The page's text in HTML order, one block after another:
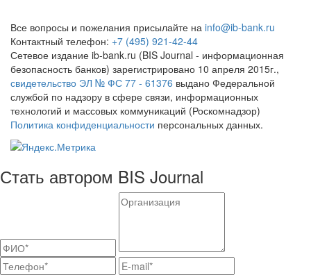
Все вопросы и пожелания присылайте на info@ib-bank.ru
Контактный телефон: +7 (495) 921-42-44
Сетевое издание ib-bank.ru (BIS Journal - информационная
безопасность банков) зарегистрировано 10 апреля 2015г.,
свидетельство ЭЛ № ФС 77 - 61376 выдано Федеральной
службой по надзору в сфере связи, информационных
технологий и массовых коммуникаций (Роскомнадзор)
Политика конфиденциальности персональных данных.
Стать автором BIS Journal